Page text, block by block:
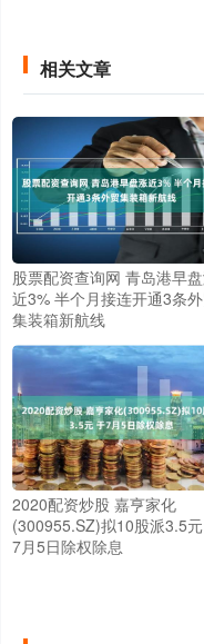
相关文章
股票配资查询网 青岛港早
近3% 半个月接连开通3条
集装箱新航线
2020配资炒股 嘉亨家化
(300955.SZ)拟10股派3.5
7月5日除权除息